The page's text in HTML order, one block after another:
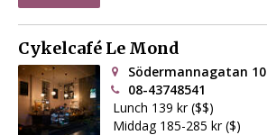
Cykelcafé Le Mond
Södermannagatan 10
08-43748541
Lunch 139 kr ($$)
Middag 185-285 kr ($)